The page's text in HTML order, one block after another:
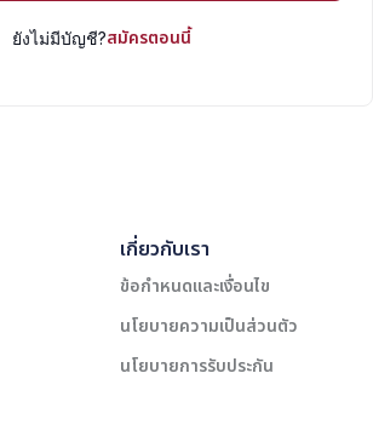
ยังไม่มีบัญชี?สมัครตอนนี้
เกี่ยวกับเรา
ข้อกำหนดและเงื่อนไข
นโยบายความเป็นส่วนตัว
นโยบายการรับประกัน